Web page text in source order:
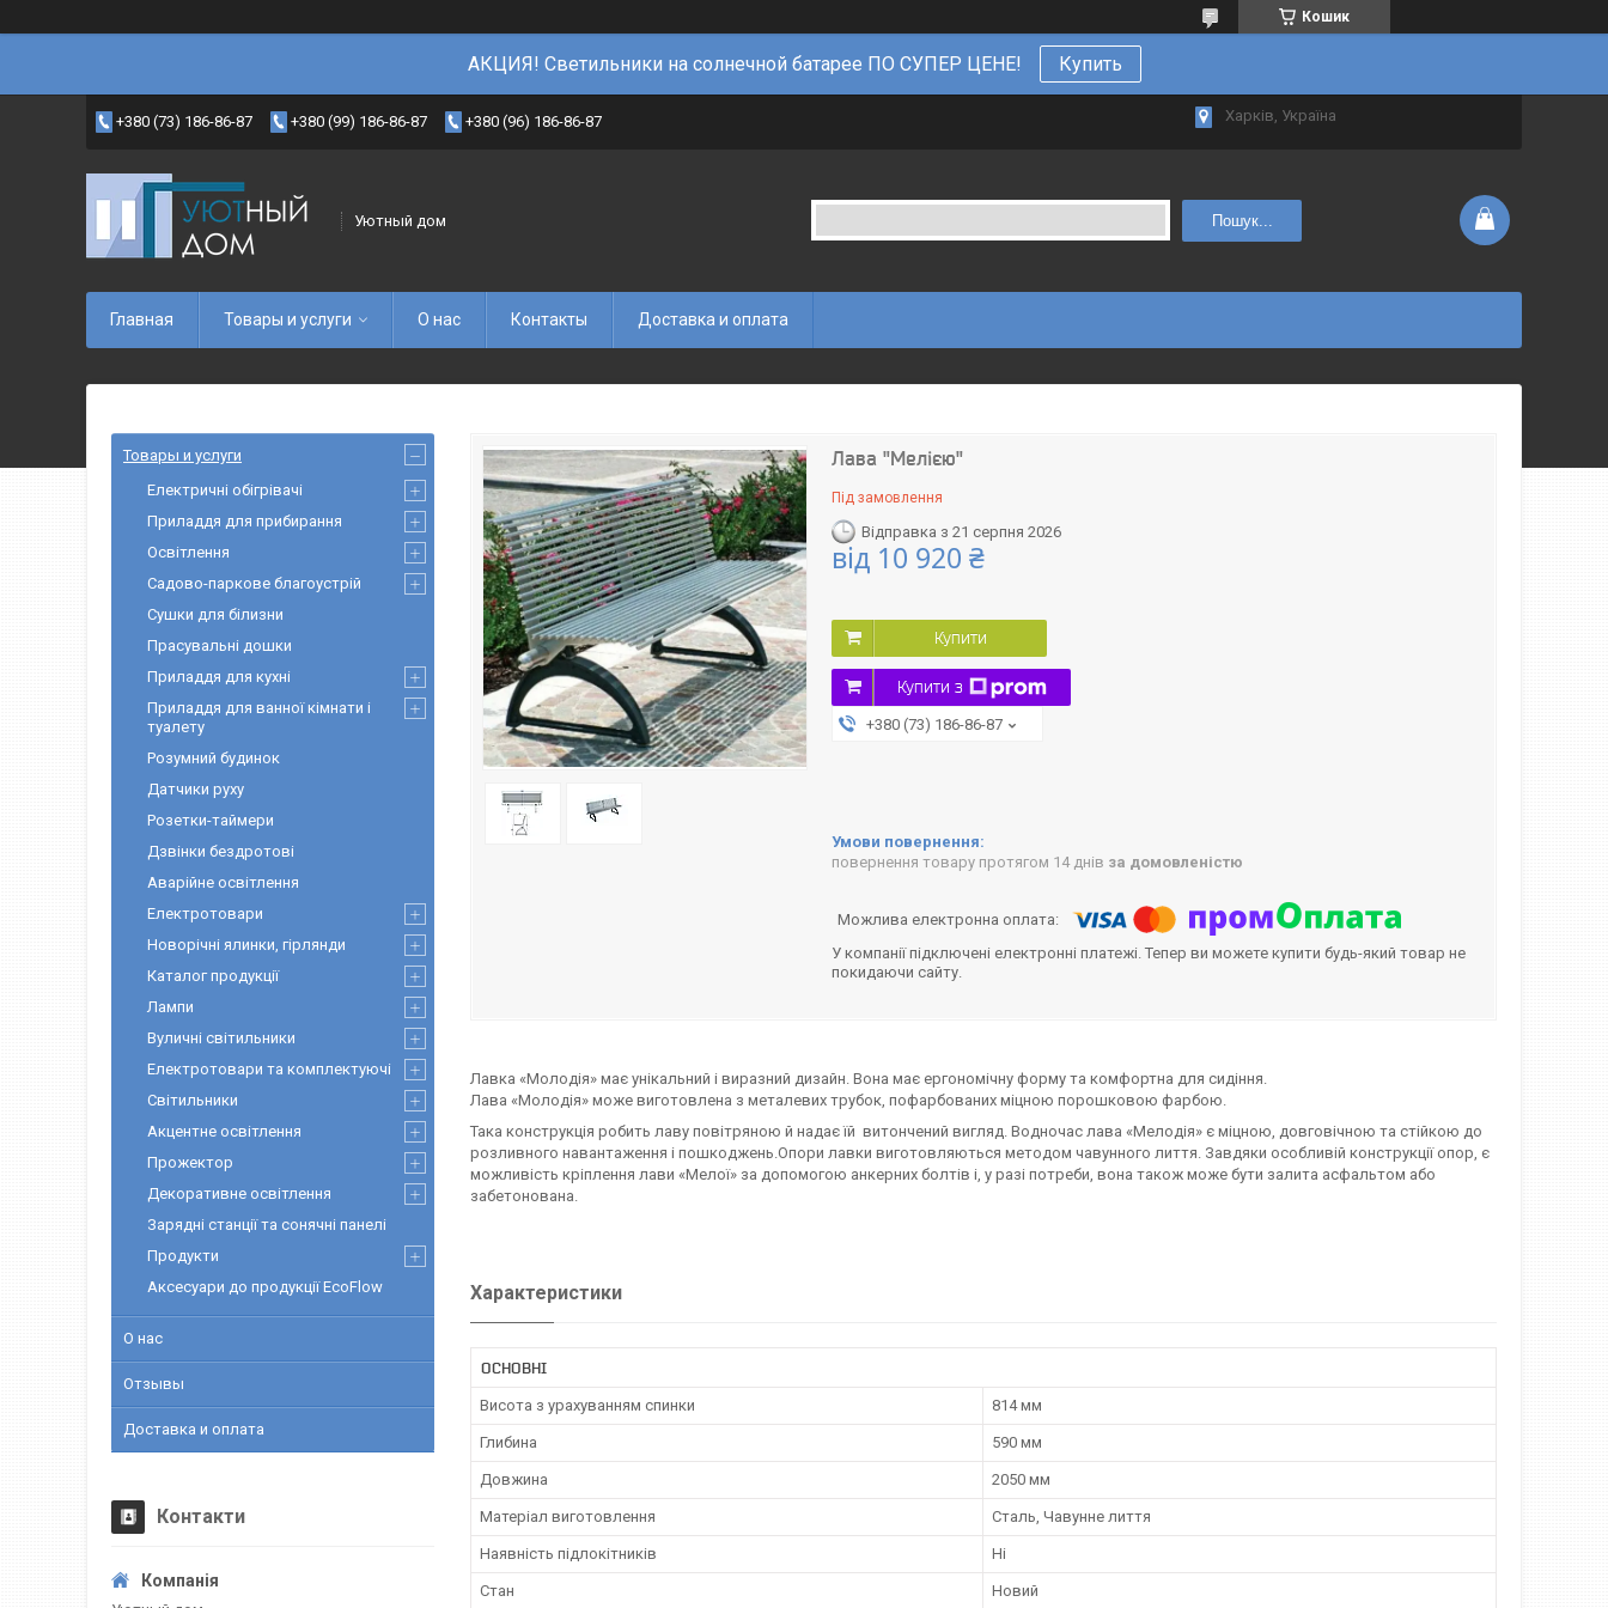
Кошик
АКЦИЯ! Светильники на солнечной батарее ПО СУПЕР ЦЕНЕ! Купить
+380 (73) 186-86-87 +380 (99) 186-86-87 +380 (96) 186-86-87 Харків, Україна
Уютный дом Пошук...
Главная Товары и услуги О нас Контакты Доставка и оплата
Лава "Мелією"
Під замовлення
Відправка з 21 серпня 2026
від 10 920 ₴
Купити
Купити з
+380 (73) 186-86-87
повернення товару протягом 14 днів за домовленістю
У компанії підключені електронні платежі. Тепер ви можете купити будь-який товар не
покидаючи сайту.
Лавка «Молодія» має унікальний і виразний дизайн. Вона має ергономічну форму та комфортна для сидіння.
Лава «Молодія» може виготовлена з металевих трубок, пофарбованих міцною порошковою фарбою.
Така конструкція робить лаву повітряною й надає їй витончений вигляд. Водночас лава «Мелодія» є міцною, довговічною та стійкою до
розливного навантаження і пошкоджень.Опори лавки виготовляються методом чавунного лиття. Завдяки особливій конструкції опор, є
можливість кріплення лави «Мелої» за допомогою анкерних болтів і, у разі потреби, вона також може бути залита асфальтом або
забетонована.
Характеристики
ОСНОВНІ
Висота з урахуванням спинки 814 мм
Глибина 590 мм
Довжина 2050 мм
Матеріал виготовлення Сталь, Чавунне лиття
Наявність підлокітників Ні
Стан Новий
Товары и услуги
Електричні обігрівачі
Приладдя для прибирання
Освітлення
Садово-паркове благоустрій
Сушки для білизни
Прасувальні дошки
Приладдя для кухні
Приладдя для ванної кімнати і
туалету
Розумний будинок
Датчики руху
Розетки-таймери
Дзвінки бездротові
Аварійне освітлення
Електротовари
Новорічні ялинки, гірлянди
Каталог продукції
Лампи
Вуличні світильники
Електротовари та комплектуючі
Світильники
Акцентне освітлення
Прожектор
Декоративне освітлення
Зарядні станції та сонячні панелі
Продукти
Аксесуари до продукції EcoFlow
О нас
Отзывы
Доставка и оплата
Контакти